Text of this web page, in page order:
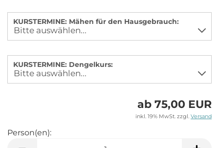
KURSTERMINE: Mähen für den Hausgebrauch:
KURSTERMINE: Dengelkurs:
ab 75,00 EUR
inkl. 19% MwSt. zzgl. Versand
Person(en):